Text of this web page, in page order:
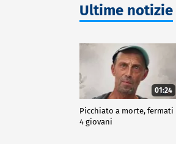
Ultime notizie
01:24
Picchiato a morte, fermati
4 giovani